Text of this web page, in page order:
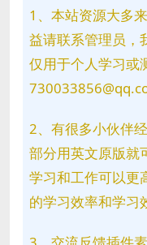
1、本站资源大多
益请联系管理员，
仅用于个人学习或
2、有很多小伙伴
部分用英文原版就
学习和工作可以更
的学习效率和学习